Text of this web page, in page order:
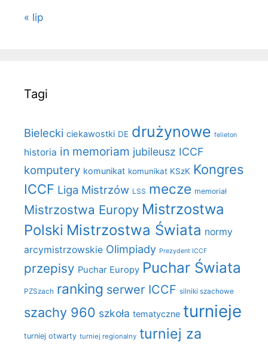
« lip
Tagi
Bielecki ciekawostki DE drużynowe felieton
historia in memoriam jubileusz ICCF
komputery komunikat komunikat KSzK Kongres
ICCF Liga Mistrzów LSS mecze memoriał
Mistrzostwa Europy Mistrzostwa
Polski Mistrzostwa Świata normy
arcymistrzowskie Olimpiady Prezydent ICCF
przepisy Puchar Europy Puchar Świata
PZSzach ranking serwer ICCF silniki szachowe
szachy 960 szkoła tematyczne turnieje
turniej otwarty turniej regionalny turniej za